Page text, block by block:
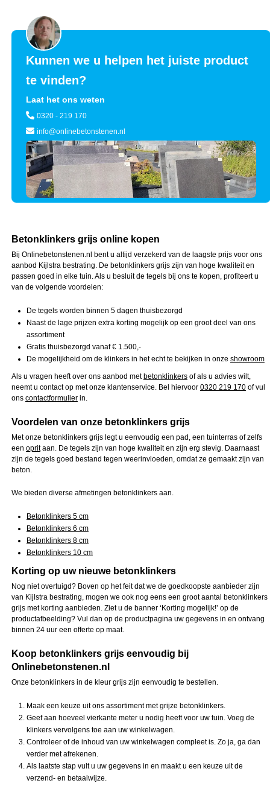
Kunnen we u helpen het juiste product
te vinden?
Laat het ons weten
0320 - 219 170
info@onlinebetonstenen.nl
Betonklinkers grijs online kopen
Bij Onlinebetonstenen.nl bent u altijd verzekerd van de laagste prijs voor ons
aanbod Kijlstra bestrating. De betonklinkers grijs zijn van hoge kwaliteit en
passen goed in elke tuin. Als u besluit de tegels bij ons te kopen, profiteert u
van de volgende voordelen:
De tegels worden binnen 5 dagen thuisbezorgd
Naast de lage prijzen extra korting mogelijk op een groot deel van ons
assortiment
Gratis thuisbezorgd vanaf € 1.500,-
De mogelijkheid om de klinkers in het echt te bekijken in onze showroom
Als u vragen heeft over ons aanbod met betonklinkersof als u advies wilt,
neemt u contact op met onze klantenservice. Bel hiervoor 0320 219 170of vul
ons contactformulierin.
Voordelen van onze betonklinkers grijs
Met onze betonklinkers grijs legt u eenvoudig een pad, een tuinterras of zelfs
een opritaan. De tegels zijn van hoge kwaliteit en zijn erg stevig. Daarnaast
zijn de tegels goed bestand tegen weerinvloeden, omdat ze gemaakt zijn van
beton.
We bieden diverse afmetingen betonklinkers aan.
Betonklinkers 5 cm
Betonklinkers 6 cm
Betonklinkers 8 cm
Betonklinkers 10 cm
Korting op uw nieuwe betonklinkers
Nog niet overtuigd? Boven op het feit dat we de goedkoopste aanbieder zijn
van Kijlstra bestrating, mogen we ook nog eens een groot aantal betonklinkers
grijs met korting aanbieden. Ziet u de banner ‘Korting mogelijk!’ op de
productafbeelding? Vul dan op de productpagina uw gegevens in en ontvang
binnen 24 uur een offerte op maat.
Koop betonklinkers grijs eenvoudig bij
Onlinebetonstenen.nl
Onze betonklinkers in de kleur grijs zijn eenvoudig te bestellen.
Maak een keuze uit ons assortiment met grijze betonklinkers.
Geef aan hoeveel vierkante meter u nodig heeft voor uw tuin. Voeg de
klinkers vervolgens toe aan uw winkelwagen.
Controleer of de inhoud van uw winkelwagen compleet is. Zo ja, ga dan
verder met afrekenen.
Als laatste stap vult u uw gegevens in en maakt u een keuze uit de
verzend- en betaalwijze.